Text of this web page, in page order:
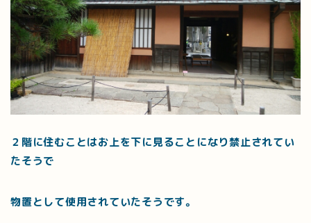
２階に住むことはお上を下に見ることになり禁止されてい
たそうで
物置として使用されていたそうです。